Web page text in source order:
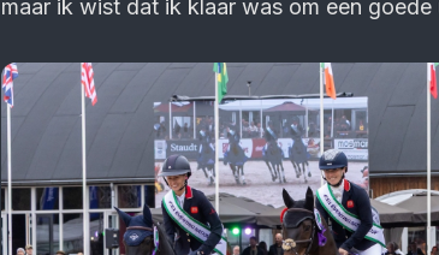
maar ik wist dat ik klaar was om een goede